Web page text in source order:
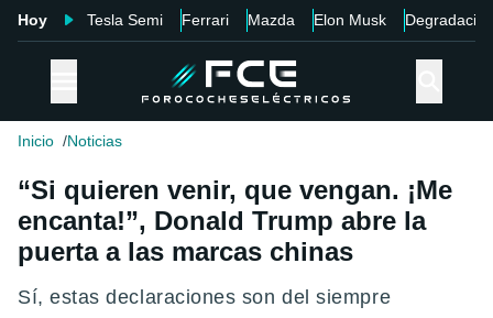
Hoy Tesla Semi Ferrari Mazda Elon Musk Degradación
Inicio Noticias
“Si quieren venir, que vengan. ¡Me
encanta!”, Donald Trump abre la
puerta a las marcas chinas
Sí, estas declaraciones son del siempre